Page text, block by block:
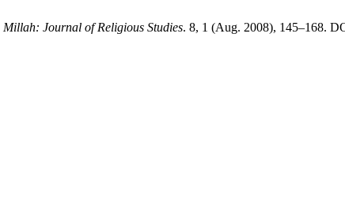
Millah: Journal of Religious Studies. 8, 1 (Aug. 2008), 145–168.